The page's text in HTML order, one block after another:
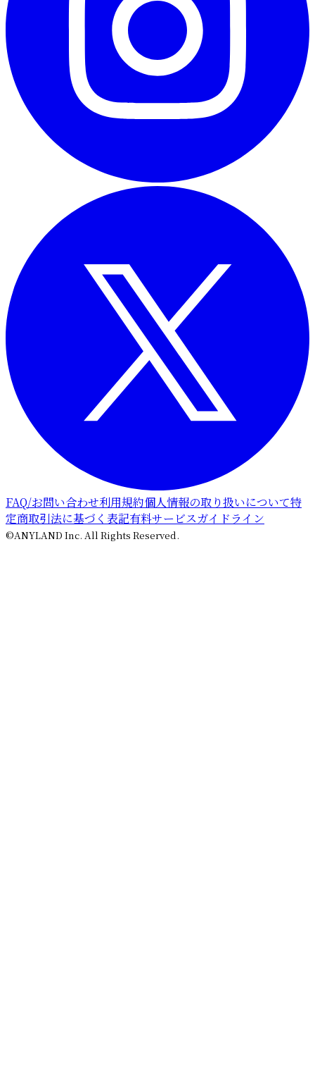
FAQ/お問い合わせ利用規約個人情報の取り扱いについて特
定商取引法に基づく表記有料サービスガイドライン
©ANYLAND Inc. All Rights Reserved.